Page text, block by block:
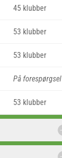
45 klubber
53 klubber
53 klubber
På forespørgsel
53 klubber